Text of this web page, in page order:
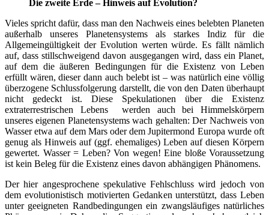
Die zweite Erde – Hinweis auf Evolution?
Vieles spricht dafür, dass man den Nachweis eines belebten Planeten
außerhalb unseres Planetensystems als starkes Indiz für die
Allgemeingültigkeit der Evolution werten würde. Es fällt nämlich
auf, dass stillschweigend davon ausgegangen wird, dass ein Planet,
auf dem die äußeren Bedingungen für die Existenz von Leben
erfüllt wären, dieser dann auch belebt ist – was natürlich eine völlig
überzogene Schlussfolgerung darstellt, die von den Daten überhaupt
nicht gedeckt ist. Diese Spekulationen über die Existenz
extraterrestrischen Lebens werden auch bei Himmelskörpern
unseres eigenen Planetensystems wach gehalten: Der Nachweis von
Wasser etwa auf dem Mars oder dem Jupitermond Europa wurde oft
genug als Hinweis auf (ggf. ehemaliges) Leben auf diesen Körpern
gewertet. Wasser = Leben? Von wegen! Eine bloße Voraussetzung
ist kein Beleg für die Existenz eines davon abhängigen Phänomens.
Der hier angesprochene spekulative Fehlschluss wird jedoch von
dem evolutionistisch motivierten Gedanken unterstützt, dass Leben
unter geeigneten Randbedingungen ein zwangsläufiges natürliches